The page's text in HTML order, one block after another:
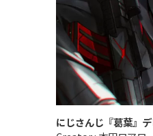
にじさんじ『葛葉』